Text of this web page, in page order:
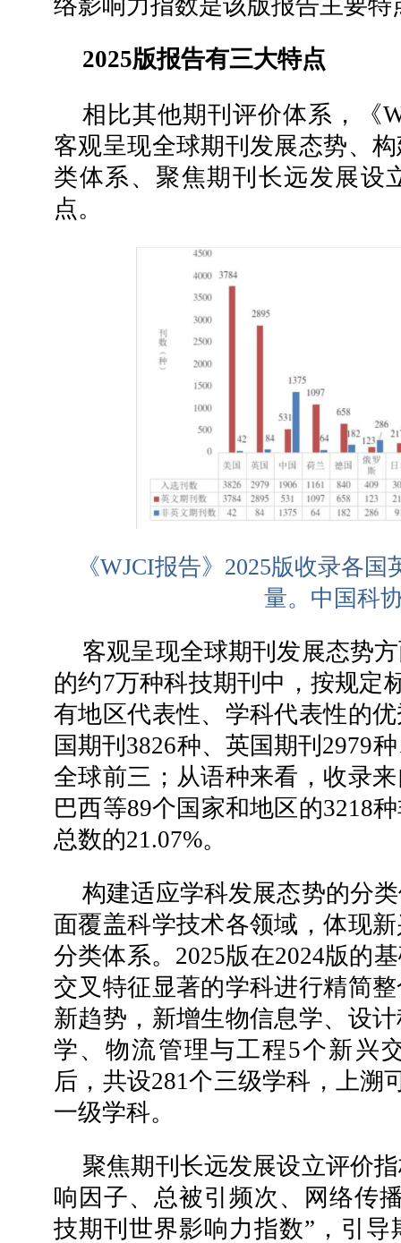
2025版报告有三大特点
相比其他期刊评价体系，《
客观呈现全球期刊发展态势、
类体系、聚焦期刊长远发展设
点。
《WJCI报告》2025版收录各
量。中国科
客观呈现全球期刊发展态势
的约7万种科技期刊中，按规定
有地区代表性、学科代表性的
国期刊3826种、英国期刊2979
全球前三；从语种来看，收录
巴西等89个国家和地区的3218
总数的21.07%。
构建适应学科发展态势的分
面覆盖科学技术各领域，体现
分类体系。2025版在2024版的
交叉特征显著的学科进行精简
新趋势，新增生物信息学、设
学、物流管理与工程5个新兴
后，共设281个三级学科，上溯
一级学科。
聚焦期刊长远发展设立评价
响因子、总被引频次、网络传
技期刊世界影响力指数”，引